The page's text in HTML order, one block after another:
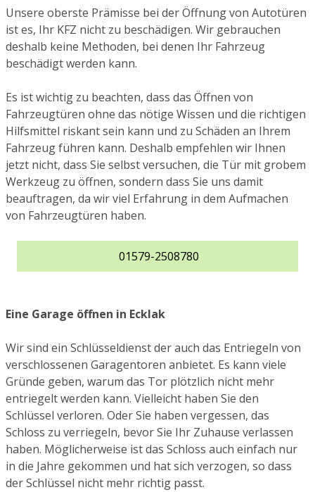
Unsere oberste Prämisse bei der Öffnung von Autotüren
ist es, Ihr KFZ nicht zu beschädigen. Wir gebrauchen
deshalb keine Methoden, bei denen Ihr Fahrzeug
beschädigt werden kann.
Es ist wichtig zu beachten, dass das Öffnen von
Fahrzeugtüren ohne das nötige Wissen und die richtigen
Hilfsmittel riskant sein kann und zu Schäden an Ihrem
Fahrzeug führen kann. Deshalb empfehlen wir Ihnen
jetzt nicht, dass Sie selbst versuchen, die Tür mit grobem
Werkzeug zu öffnen, sondern dass Sie uns damit
beauftragen, da wir viel Erfahrung in dem Aufmachen
von Fahrzeugtüren haben.
01579-2508780
Eine Garage öffnen in Ecklak
Wir sind ein Schlüsseldienst der auch das Entriegeln von
verschlossenen Garagentoren anbietet. Es kann viele
Gründe geben, warum das Tor plötzlich nicht mehr
entriegelt werden kann. Vielleicht haben Sie den
Schlüssel verloren. Oder Sie haben vergessen, das
Schloss zu verriegeln, bevor Sie Ihr Zuhause verlassen
haben. Möglicherweise ist das Schloss auch einfach nur
in die Jahre gekommen und hat sich verzogen, so dass
der Schlüssel nicht mehr richtig passt.